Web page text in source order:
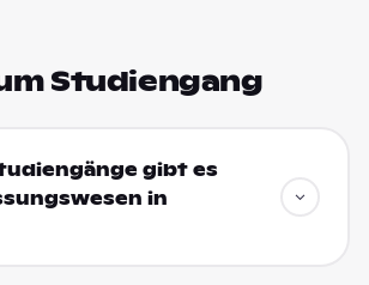
Studiengang
gibt es
in